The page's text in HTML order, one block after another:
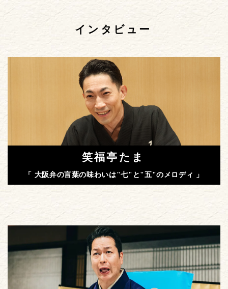
インタビュー
笑福亭たま
「 大阪弁の言葉の味わいは"七"と"五"のメロディ 」